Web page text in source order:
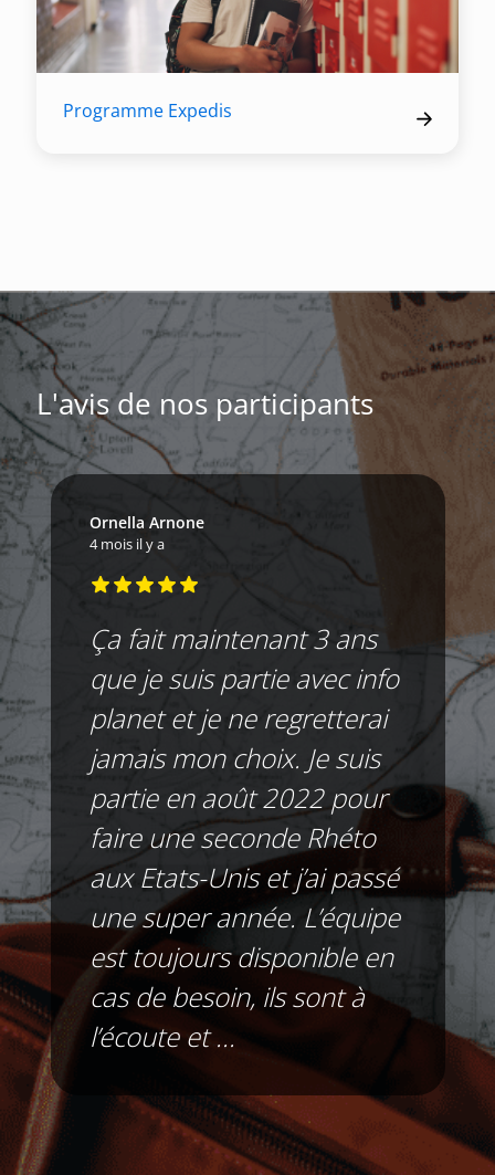
Programme Expedis
L'avis de nos participants
Ornella Arnone
4 mois il y a
Ça fait maintenant 3 ans
que je suis partie avec info
planet et je ne regretterai
jamais mon choix. Je suis
partie en août 2022 pour
faire une seconde Rhéto
aux Etats-Unis et j’ai passé
une super année. L’équipe
est toujours disponible en
cas de besoin, ils sont à
l’écoute et...